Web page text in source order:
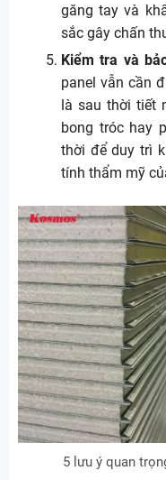
găng tay và
sắc gây chấn
Kiểm tra và
panel vẫn cần
là sau thời tiết
bong tróc hay
thời để duy trì
tính thẩm mỹ
5 lưu ý quan